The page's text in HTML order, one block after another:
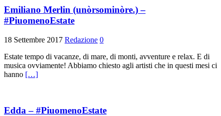
Emiliano Merlin (unòrsominòre.) –
#PiuomenoEstate
18 Settembre 2017 Redazione 0
Estate tempo di vacanze, di mare, di monti, avventure e relax. E di
musica ovviamente! Abbiamo chiesto agli artisti che in questi mesi ci
hanno […]
Edda – #PiuomenoEstate